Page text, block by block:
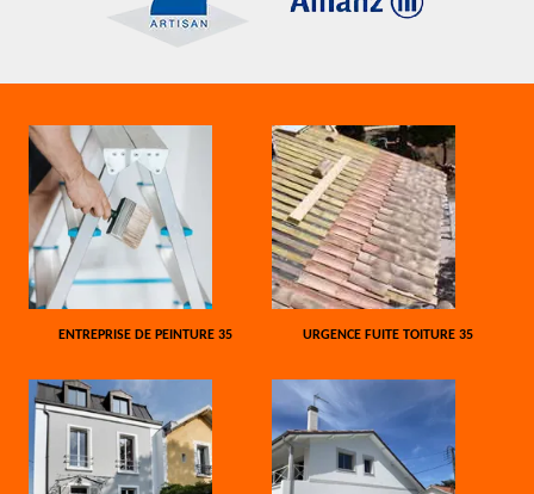
ENTREPRISE DE PEINTURE 35 URGENCE FUITE TOITURE 35